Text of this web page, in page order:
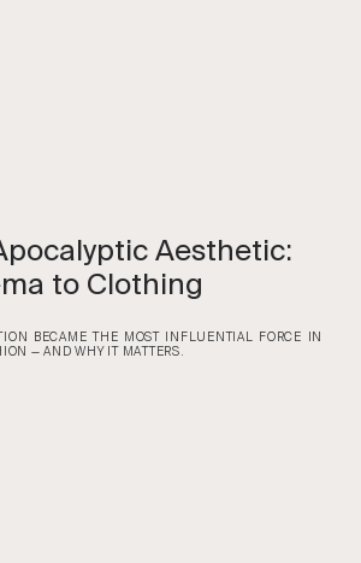
Aesthetic:
to Clothing
BECAME THE MOST INFLUENTIAL FORCE IN
— AND WHY IT MATTERS.